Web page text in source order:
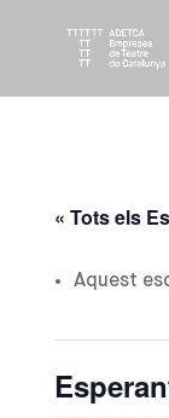
« Tots els
Aquest